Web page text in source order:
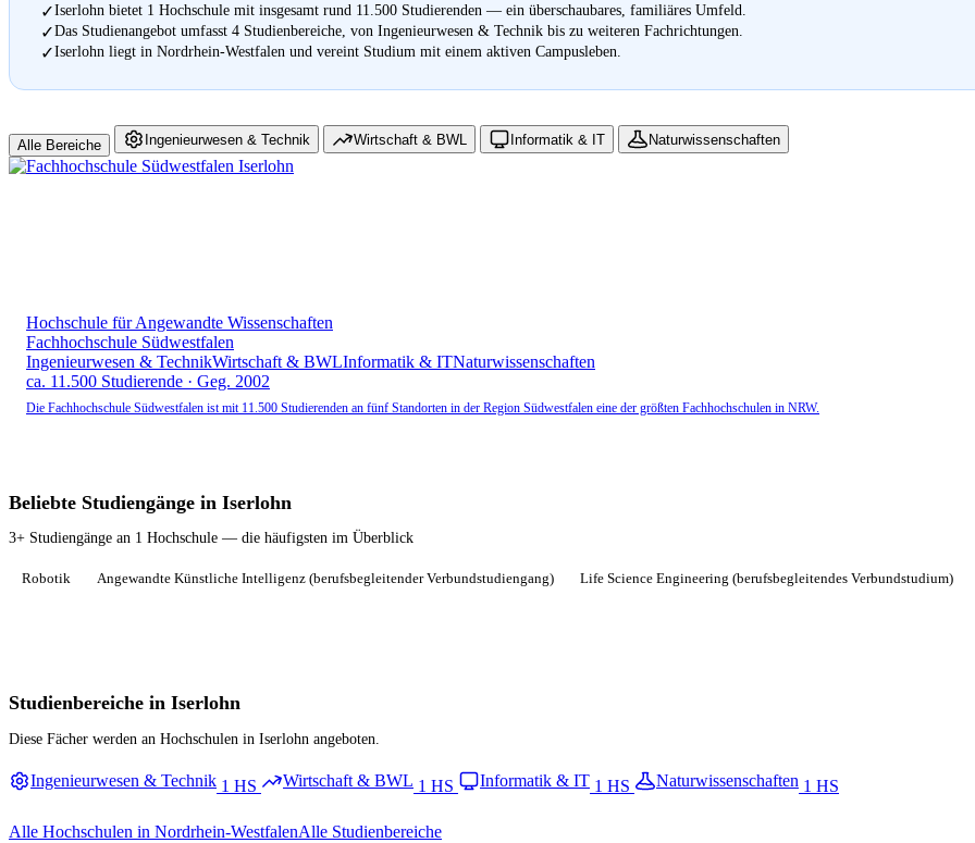
✓Iserlohn bietet 1 Hochschule mit insgesamt rund 11.500 Studierenden — ein überschaubares, familiäres Umfeld.
✓Das Studienangebot umfasst 4 Studienbereiche, von Ingenieurwesen & Technik bis zu weiteren Fachrichtungen.
✓Iserlohn liegt in Nordrhein-Westfalen und vereint Studium mit einem aktiven Campusleben.
Alle Bereiche Ingenieurwesen & Technik Wirtschaft & BWL Informatik & IT Naturwissenschaften
Hochschule für Angewandte Wissenschaften
Fachhochschule Südwestfalen
Ingenieurwesen & TechnikWirtschaft & BWLInformatik & ITNaturwissenschaften
ca. 11.500 Studierende · Geg. 2002
Die Fachhochschule Südwestfalen ist mit 11.500 Studierenden an fünf Standorten in der Region Südwestfalen eine der größten Fachhochschulen in NRW.
Beliebte Studiengänge in Iserlohn
3+ Studiengänge an 1 Hochschule — die häufigsten im Überblick
Robotik Angewandte Künstliche Intelligenz (berufsbegleitender Verbundstudiengang) Life Science Engineering (berufsbegleitendes Verbundstudium)
Studienbereiche in Iserlohn
Diese Fächer werden an Hochschulen in Iserlohn angeboten.
Ingenieurwesen & Technik 1 HS Wirtschaft & BWL 1 HS Informatik & IT 1 HS Naturwissenschaften 1 HS
Alle Hochschulen in Nordrhein-WestfalenAlle Studienbereiche